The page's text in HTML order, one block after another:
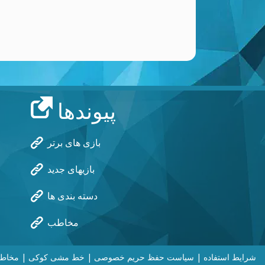
پیوندها
بازی های برتر
بازیهای جدید
دسته بندی ها
مخاطب
شرایط استفاده | سیاست حفظ حریم خصوصی | خط مشی کوکی |